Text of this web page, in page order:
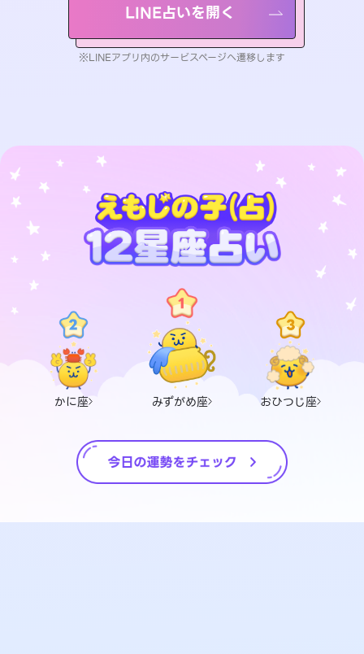
LINE占いを開く
※LINEアプリ内のサービスページへ遷移します
かに座 みずがめ座 おひつじ座